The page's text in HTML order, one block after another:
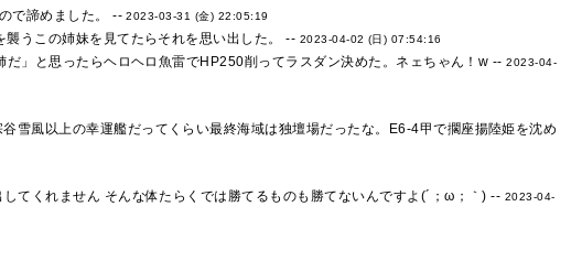
で諦めました。 --2023-03-31 (金) 22:05:19
うこの姉妹を見てたらそれを思い出した。 -- 2023-04-02 (日) 07:54:16
」と思ったらヘロヘロ魚雷でHP250削ってラスダン決めた。ネェちゃん！w --2023-04-
雪風以上の幸運艦だってくらい最終海域は独壇場だったな。E6-4甲で擱座揚陸姫を沈め
てくれません そんな体たらくでは勝てるものも勝てないんですよ(´；ω；｀) -- 2023-04-